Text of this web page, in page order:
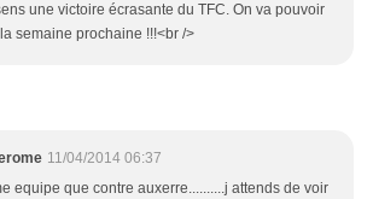
une victoire écrasante du TFC. On va pouvoir
semaine prochaine !!!<br />
11/04/2014 06:37
equipe que contre auxerre..........j attends de voir